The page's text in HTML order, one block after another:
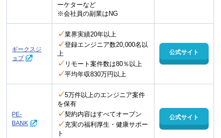
ーケターなど
※会社員の副業はNG
ギークスジ
ョブ
✓業界実績20年以上
✓登録エンジニア数20,000名以
上
✓ リモート案件数は80％以上
✓平均年収830万円以上
公式サイト
PE-
BANK
✓5万件以上のエンジニア案件
を保有
✓契約内容はすべてオープン
✓充実の福利厚生・健康サポー
ト
公式サイト